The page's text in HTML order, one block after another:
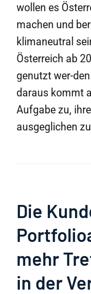
wollen es
machen und
klimaneutral
Österreich ab
genutzt wer-
daraus kommt
Aufgabe zu,
ausgeglichen
Die
mehr
in der